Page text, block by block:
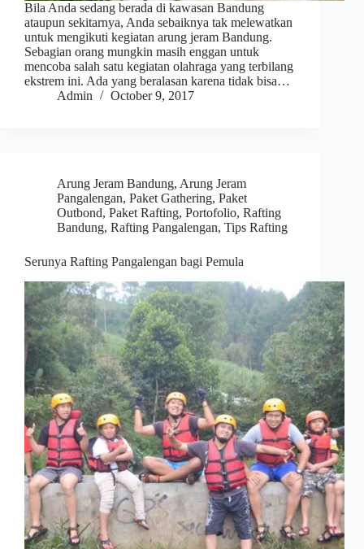
Bila Anda sedang berada di kawasan Bandung
ataupun sekitarnya, Anda sebaiknya tak melewatkan
untuk mengikuti kegiatan arung jeram Bandung.
Sebagian orang mungkin masih enggan untuk
mencoba salah satu kegiatan olahraga yang terbilang
ekstrem ini. Ada yang beralasan karena tidak bisa…
Admin
October 9, 2017
Arung Jeram Bandung, Arung Jeram
Pangalengan, Paket Gathering, Paket
Outbond, Paket Rafting, Portofolio, Rafting
Bandung, Rafting Pangalengan, Tips Rafting
Serunya Rafting Pangalengan bagi Pemula